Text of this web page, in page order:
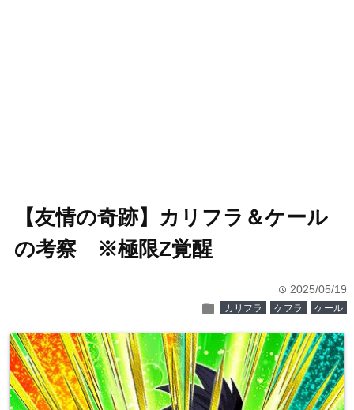
【友情の奇跡】カリフラ＆ケール
の考察 ※極限Z覚醒
time 2025/05/19
folder カリフラ ケフラ ケール